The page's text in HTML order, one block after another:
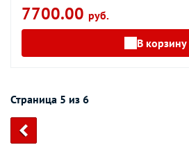
7700.00 руб.
В корзину
Страница 5 из 6